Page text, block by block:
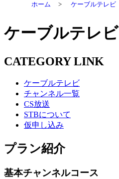
ホーム > ケーブルテレビ
ケーブルテレビ
CATEGORY LINK
ケーブルテレビ
チャンネル一覧
CS放送
STBについて
仮申し込み
プラン紹介
基本チャンネルコース